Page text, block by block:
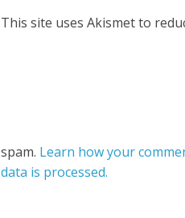
This site uses Akismet to
spam. Learn how your
data is processed.